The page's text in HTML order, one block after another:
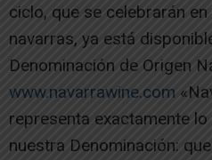
ciclo, que se celebrarán
navarras, ya está
Denominación de Origen
www.navarrawine.com
representa exactamente
nuestra Denominación: